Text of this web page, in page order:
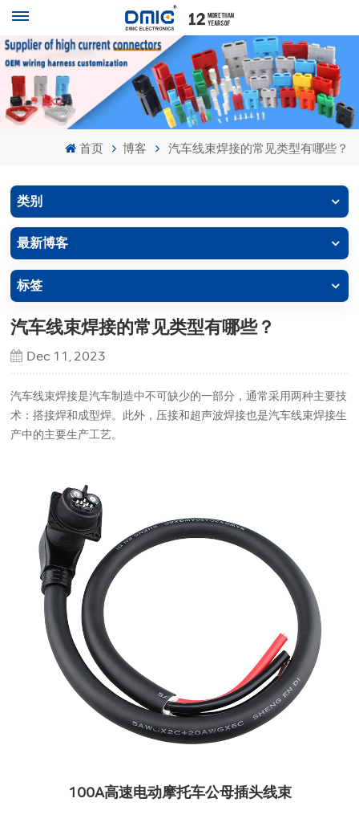
首页 博客 汽车线束焊接的常见类型有哪些？
类别
最新博客
标签
汽车线束焊接的常见类型有哪些？
Dec 11, 2023
汽车线束焊接是汽车制造中不可缺少的一部分，通常采用两种主要技
术：搭接焊和成型焊。此外，压接和超声波焊接也是汽车线束焊接生
产中的主要生产工艺。
100A高速电动摩托车公母插头线束